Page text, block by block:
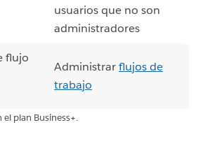
usuarios que no son
administradores
flujo
Administrarflujos de
trabajo
plan Business+.